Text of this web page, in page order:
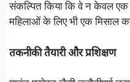
संकल्पित किया कि वे न केवल एक
महिलाओं के लिए भी एक मिसाल
तकनीकी तैयारी और प्रशिक्षण